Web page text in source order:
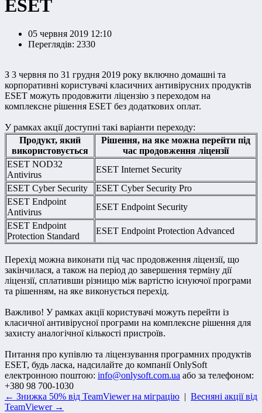
ESET
05 червня 2019 12:10
Переглядів: 2330
З 3 червня по 31 грудня 2019 року включно домашні та
корпоративні користувачі класичних антивірусних продуктів
ESET можуть продовжити ліцензію з переходом на
комплексне рішення ESET без додаткових оплат.
У рамках акції доступні такі варіанти переходу:
Продукт, який
використовується
Рішення, на яке можна перейти під
час продовження ліцензії
ESET NOD32
Antivirus
ESET Internet Security
ESET Cyber Security
ESET Cyber Security Pro
ESET Endpoint
Antivirus
ESET Endpoint Security
ESET Endpoint
Protection Standard
ESET Endpoint Protection Advanced
Перехід можна виконати під час продовження ліцензії, що
закінчилася, а також на період до завершення терміну дії
ліцензії, сплативши різницю між вартістю існуючої програми
та рішенням, на яке виконується перехід.
Важливо! У рамках акції користувачі можуть перейти із
класичної антивірусної програми на комплексне рішення для
захисту аналогічної кількості пристроїв.
Питання про купівлю та ліцензування програмних продуктів
ESET, будь ласка, надсилайте до компанії OnlySoft
електронною поштою: info@onlysoft.com.ua або за телефоном:
+380 98 700-1030
← Знижка 50% від TeamViewer на міграцію | Весняні акції від
TeamViewer →